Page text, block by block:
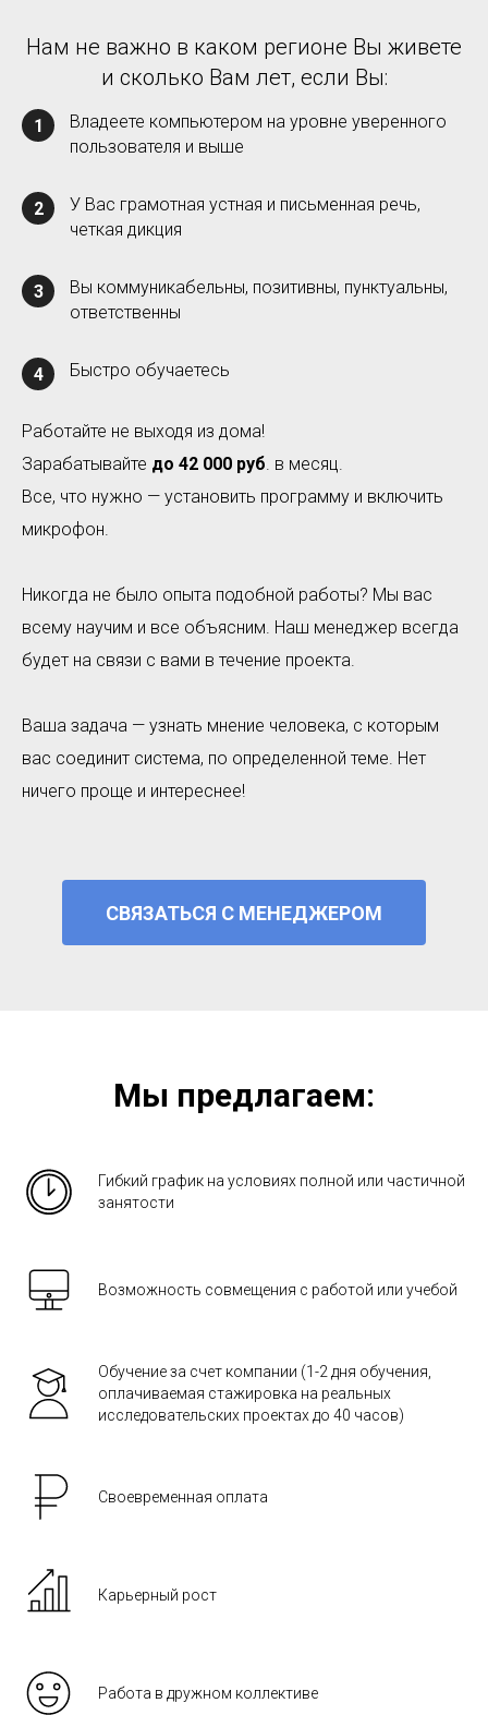
Нам не важно в каком регионе Вы живете
и сколько Вам лет, если Вы:
1
Владеете компьютером на уровне уверенного
пользователя и выше
2
У Вас грамотная устная и письменная речь,
четкая дикция
3
Вы коммуникабельны, позитивны, пунктуальны,
ответственны
4 Быстро обучаетесь
Работайте не выходя из дома!
Зарабатывайте до 42 000 руб. в месяц.
Все, что нужно — установить программу и включить
микрофон.
Никогда не было опыта подобной работы? Мы вас
всему научим и все объясним. Наш менеджер всегда
будет на связи c вами в течение проекта.
Ваша задача — узнать мнение человека, с которым
вас соединит система, по определенной теме. Нет
ничего проще и интереснее!
СВЯЗАТЬСЯ С МЕНЕДЖЕРОМ
Мы предлагаем:
Гибкий график на условиях полной или частичной
занятости
Возможность совмещения с работой или учебой
Обучение за счет компании (1-2 дня обучения,
оплачиваемая стажировка на реальных
исследовательских проектах до 40 часов)
Своевременная оплата
Карьерный рост
Работа в дружном коллективе